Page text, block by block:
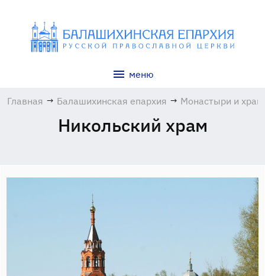
меню
Главная → Балашихинская епархия → Монастыри и
Никольский храм